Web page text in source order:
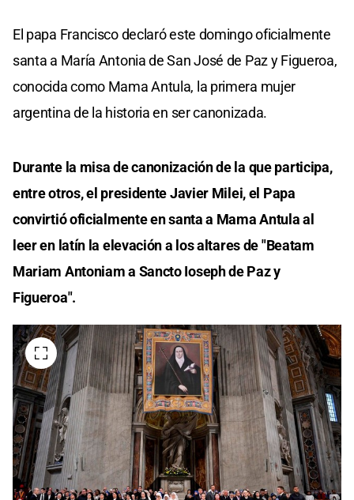
El papa Francisco declaró este domingo oficialmente
santa a María Antonia de San José de Paz y Figueroa,
conocida como Mama Antula, la primera mujer
argentina de la historia en ser canonizada.
Durante la misa de canonización de la que participa,
entre otros, el presidente Javier Milei, el Papa
convirtió oficialmente en santa a Mama Antula al
leer en latín la elevación a los altares de "Beatam
Mariam Antoniam a Sancto Ioseph de Paz y
Figueroa".